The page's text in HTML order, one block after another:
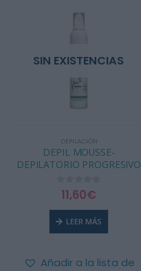
SIN EXISTENCIAS
DEPILACIÓN
DEPIL MOUSSE-
DEPILATORIO PROGRESIVO
out of 5
11,60€
LEER MÁS
Añadir a la lista de